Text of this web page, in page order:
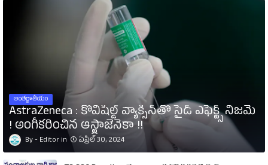
అంతర్జాతీయం
AstraZeneca : కోవిషీల్డ్‌ వ్యాక్సిన్‌తో సైడ్‌ ఎఫెక్ట్స్‌ నిజమే
! అంగీకరించిన ఆస్ట్రాజెనెకా !!
Editor ఏప్రిల్ 30, 2024